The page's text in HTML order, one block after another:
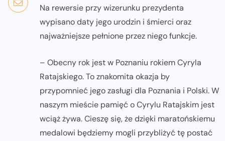
Na rewersie przy wizerunku prezydenta
wypisano daty jego urodzin i śmierci oraz
najważniejsze pełnione przez niego funkcje.
– Obecny rok jest w Poznaniu rokiem Cyryla
Ratajskiego. To znakomita okazja by
przypomnieć jego zasługi dla Poznania i Polski. W
naszym mieście pamięć o Cyrylu Ratajskim jest
wciąż żywa. Cieszę się, że dzięki maratońskiemu
medalowi będziemy mogli przybliżyć tę postać